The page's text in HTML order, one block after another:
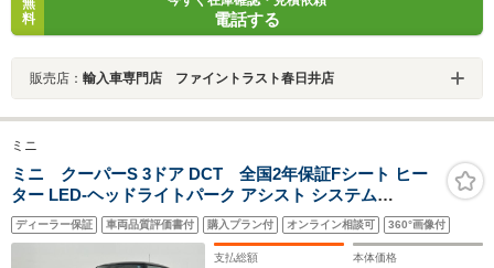
料
電話する
販売店： 輸入車専門店 ファイントラスト春日井店
ミニ
ミニ クーパーS 3ドア DCT 全国2年保証Fシート ヒー
ター LED-ヘッドライトパーク アシスト システム
DrivingAssistantパーク アシスト システム
PersonaleSIMMINIナビゲーション17AW
ディーラー保証 車両品質評価書付 購入プラン付 オンライン相談可 360°画像付
支払総額 本体価格